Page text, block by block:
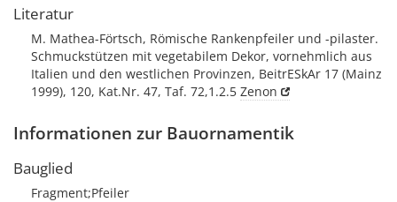
Literatur
M. Mathea-Förtsch, Römische Rankenpfeiler und -pilaster.
Schmuckstützen mit vegetabilem Dekor, vornehmlich aus
Italien und den westlichen Provinzen, BeitrESkAr 17 (Mainz
1999), 120, Kat.Nr. 47, Taf. 72,1.2.5 Zenon
Informationen zur Bauornamentik
Bauglied
Fragment;Pfeiler